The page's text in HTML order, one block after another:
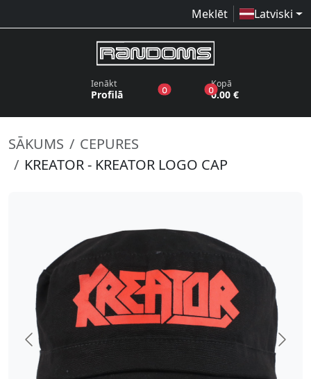
Meklēt Latviski
Ienākt
Profilā 0produkti vēlmju sarakstā
0produkti grozā
Kopā
0.00 €
SĀKUMS
CEPURES
KREATOR - KREATOR LOGO CAP